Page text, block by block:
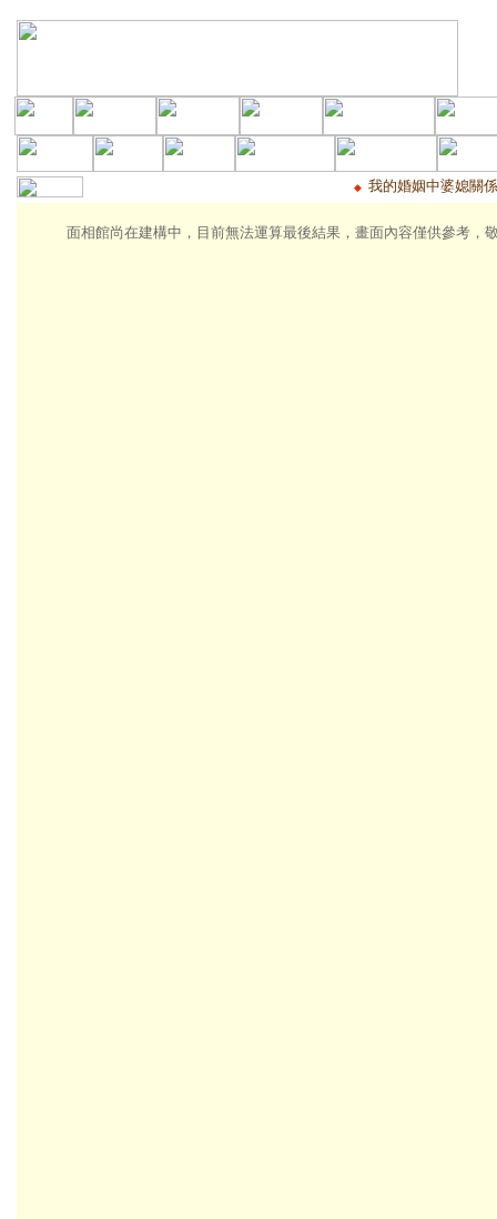
◆ 我的婚姻中婆媳關
面相館尚在建構中，目前無法運算最後結果，畫面內容僅供參考，